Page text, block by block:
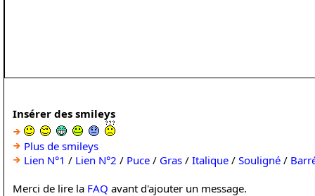
Insérer des smileys
Plus de smileys
Lien N°1 / Lien N°2 / Puce / Gras / Italique / Souligné /
Merci de lire la FAQ avant d'ajouter un message.